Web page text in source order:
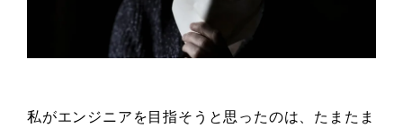
私がエンジニアを目指そうと思ったのは、たまたま